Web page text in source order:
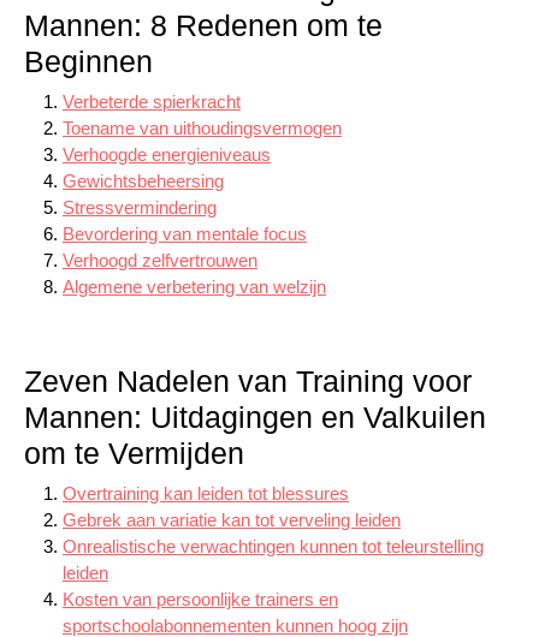
Mannen: 8 Redenen om te
Beginnen
Verbeterde spierkracht
Toename van uithoudingsvermogen
Verhoogde energieniveaus
Gewichtsbeheersing
Stressvermindering
Bevordering van mentale focus
Verhoogd zelfvertrouwen
Algemene verbetering van welzijn
Zeven Nadelen van Training voor
Mannen: Uitdagingen en Valkuilen
om te Vermijden
Overtraining kan leiden tot blessures
Gebrek aan variatie kan tot verveling leiden
Onrealistische verwachtingen kunnen tot teleurstelling
leiden
Kosten van persoonlijke trainers en
sportschoolabonnementen kunnen hoog zijn